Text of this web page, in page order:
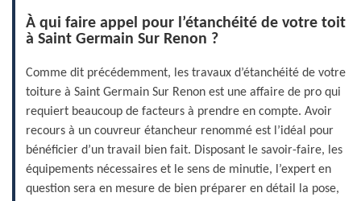
À qui faire appel pour l’étanchéité de votre toit
à Saint Germain Sur Renon ?
Comme dit précédemment, les travaux d’étanchéité de votre
toiture à Saint Germain Sur Renon est une affaire de pro qui
requiert beaucoup de facteurs à prendre en compte. Avoir
recours à un couvreur étancheur renommé est l’idéal pour
bénéficier d’un travail bien fait. Disposant le savoir-faire, les
équipements nécessaires et le sens de minutie, l’expert en
question sera en mesure de bien préparer en détail la pose,